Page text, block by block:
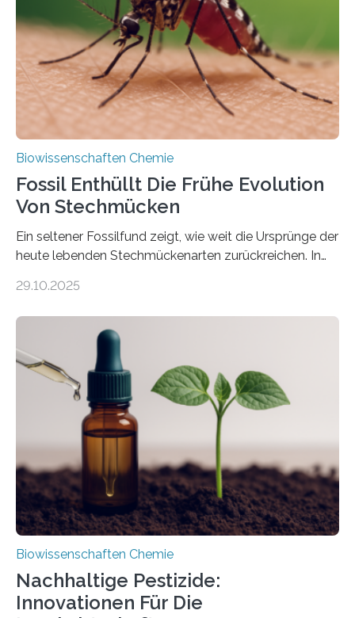
Süßwasseralge Coleochaetophyceae. Einige Arten
dieser Gruppe bilden aus Zellfäden dichte Geflechte
mit scheibenförmiger Gestalt. Was auffällig ist: Die
nächsten…
Biowissenschaften Chemie
Fossil Enthüllt Die Frühe Evolution
Von Stechmücken
Ein seltener Fossilfund zeigt, wie weit die Ursprünge der
heute lebenden Stechmückenarten zurückreichen. In
Forschende die bisher älteste bekannte Stechmücken-
Region Kachin in Myanmar und hat sich in
ausgezeichnetem Zustand erhalten. Es konnte als neue
Art einer neuen Gattung beschrieben werden und trägt
nun den Namen Cretosabethes primaevus. Dieser erste
fossile Nachweis einer Stechmückenlarve in Bernstein
stellt gleichzeitig den ersten Fossilfund einer
Mückenlarve aus dem Mesozoikum dar, denn…
29.10.2025
Biowissenschaften Chemie
Nachhaltige Pestizide:
Innovationen Für Die